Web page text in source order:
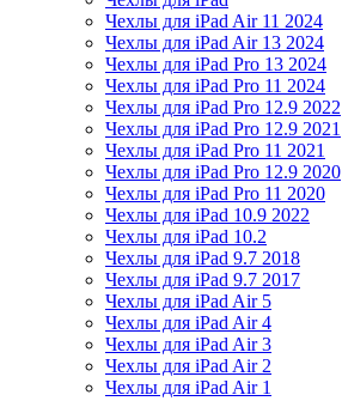
Чехлы для iPad Air 11 2024
Чехлы для iPad Air 13 2024
Чехлы для iPad Pro 13 2024
Чехлы для iPad Pro 11 2024
Чехлы для iPad Pro 12.9 2022
Чехлы для iPad Pro 12.9 2021
Чехлы для iPad Pro 11 2021
Чехлы для iPad Pro 12.9 2020
Чехлы для iPad Pro 11 2020
Чехлы для iPad 10.9 2022
Чехлы для iPad 10.2
Чехлы для iPad 9.7 2018
Чехлы для iPad 9.7 2017
Чехлы для iPad Air 5
Чехлы для iPad Air 4
Чехлы для iPad Air 3
Чехлы для iPad Air 2
Чехлы для iPad Air 1